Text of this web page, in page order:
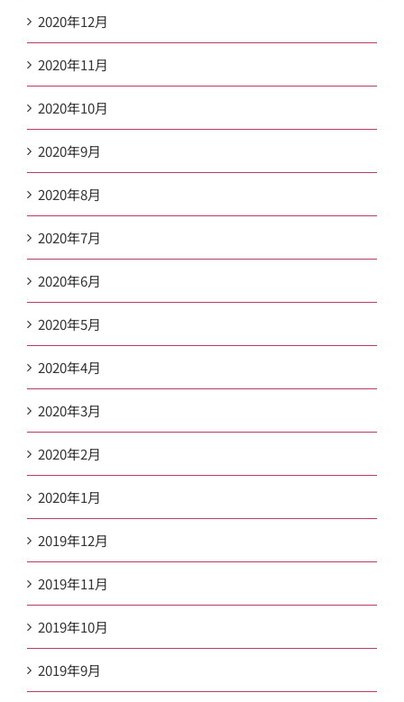
2020年12月
2020年11月
2020年10月
2020年9月
2020年8月
2020年7月
2020年6月
2020年5月
2020年4月
2020年3月
2020年2月
2020年1月
2019年12月
2019年11月
2019年10月
2019年9月